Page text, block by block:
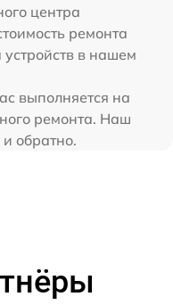
центра
ремонта
в нашем
выполняется на
ремонта. Наш
обратно.